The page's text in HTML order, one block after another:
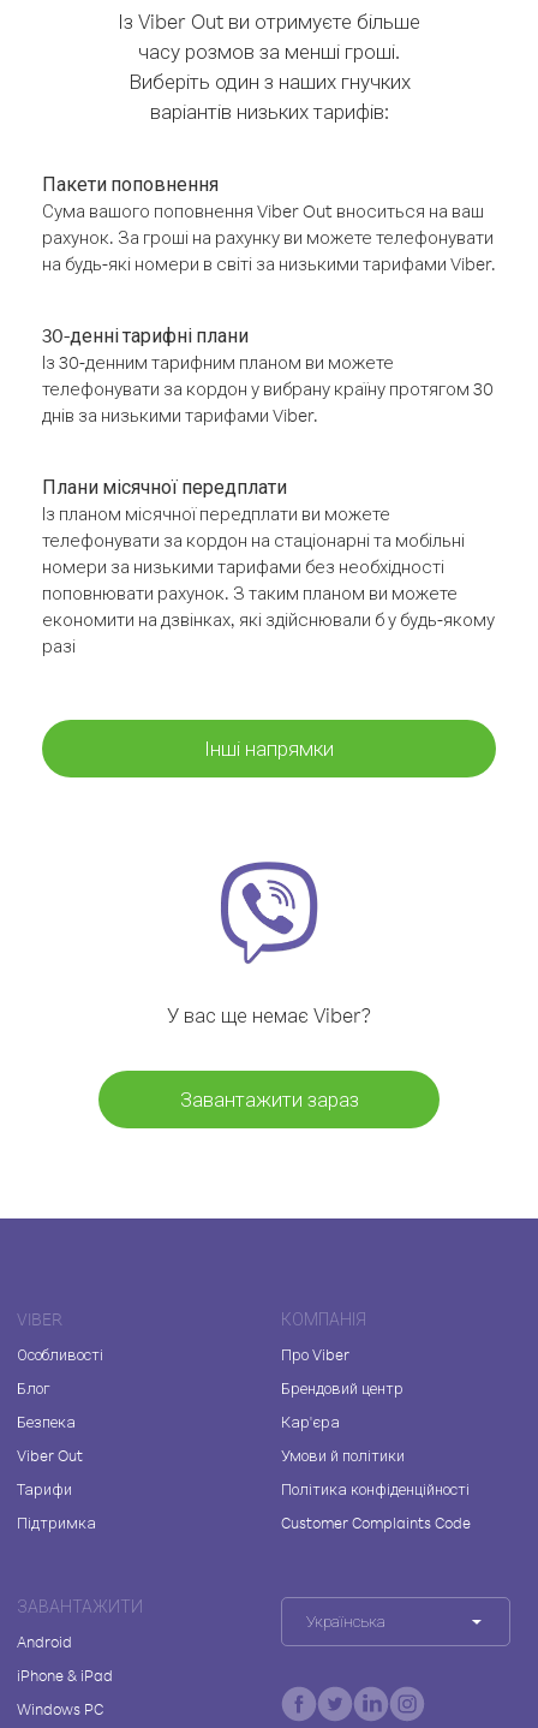
Із Viber Out ви отримуєте більше
часу розмов за менші гроші.
Виберіть один з наших гнучких
варіантів низьких тарифів:
Пакети поповнення
Сума вашого поповнення Viber Out вноситься на ваш
рахунок. За гроші на рахунку ви можете телефонувати
на будь-які номери в світі за низькими тарифами Viber.
30-денні тарифні плани
Із 30-денним тарифним планом ви можете
телефонувати за кордон у вибрану країну протягом 30
днів за низькими тарифами Viber.
Плани місячної передплати
Із планом місячної передплати ви можете
телефонувати за кордон на стаціонарні та мобільні
номери за низькими тарифами без необхідності
поповнювати рахунок. З таким планом ви можете
економити на дзвінках, які здійснювали б у будь-якому
разі
Інші напрямки
У вас ще немає Viber?
Завантажити зараз
VIBER
Особливості
Блог
Безпека
Viber Out
Тарифи
Підтримка
КОМПАНІЯ
Про Viber
Брендовий центр
Кар'єра
Умови й політики
Політика конфіденційності
Customer Complaints Code
ЗАВАНТАЖИТИ
Android
iPhone & iPad
Windows PC
Українська